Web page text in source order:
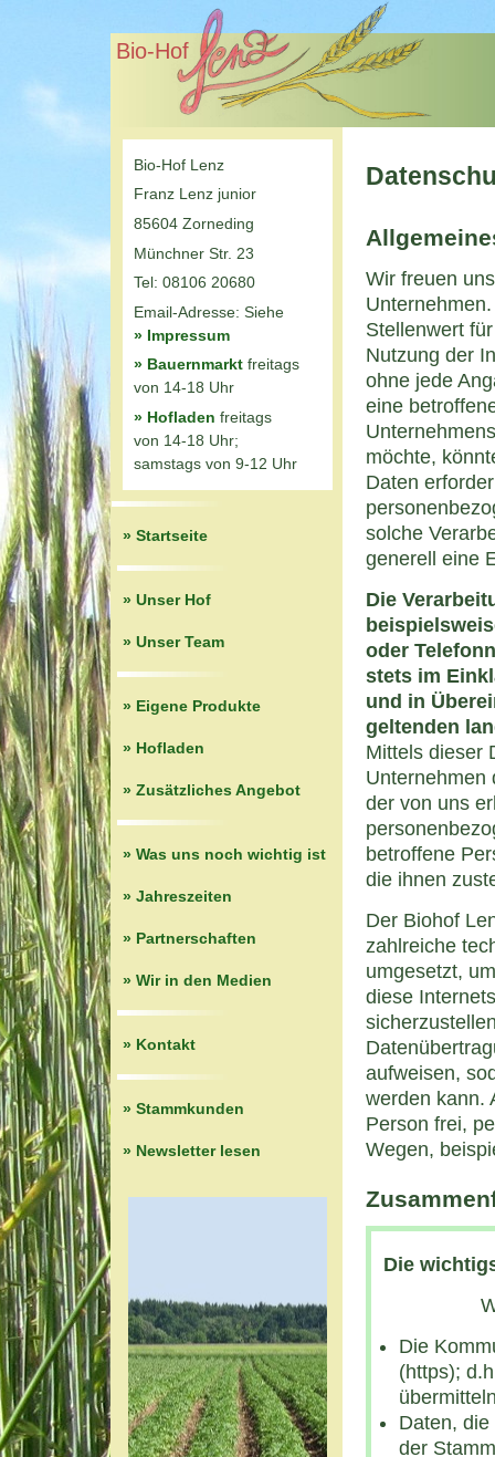
Bio-Hof
Wir freuen
Stellenwert
Nutzung der
ohne jede
eine
möchte,
Daten
solche
generell eine
Die
oder
stets im
und in
geltenden
Mittels dieser
Unternehmen
der von uns
betroffene
die ihnen
Der Biohof
zahlreiche
umgesetzt,
diese
aufweisen,
werden kann.
Person frei,
Wegen,
Die
Die
(https);
Daten,
der
Bio-Hof Lenz
Franz Lenz junior
85604 Zorneding
Münchner Str. 23
Tel: 08106 20680
Email-Adresse: Siehe
» Impressum
» Bauernmarkt freitags
von 14-18 Uhr
» Hofladen freitags
von 14-18 Uhr;
samstags von 9-12 Uhr
» Startseite
» Unser Hof
» Unser Team
» Eigene Produkte
» Hofladen
» Zusätzliches Angebot
» Was uns noch wichtig ist
» Jahreszeiten
» Partnerschaften
» Wir in den Medien
» Kontakt
» Stammkunden
» Newsletter lesen